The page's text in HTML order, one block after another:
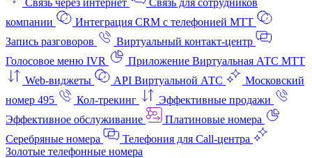
Связь через интернет
Связь для сотрудников
компании
Интеграция CRM с телефонией МТТ
Запись разговоров
Виртуальный контакт‑центр
Голосовое меню IVR
Приложение Виртуальная АТС МТТ
Web-виджеты
API Виртуальной АТС
Московский
номер 495
Кол-трекинг
Эффективные продажи
Эффективное обслуживание
Платиновые номера
Серебряные номера
Телефония для Call-центра
Золотые телефонные номера